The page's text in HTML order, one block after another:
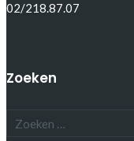
02/218.87.07
Zoeken